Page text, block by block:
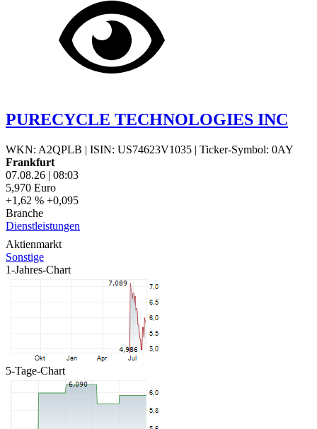
PURECYCLE TECHNOLOGIES INC
WKN: A2QPLB | ISIN: US74623V1035 | Ticker-Symbol: 0AY
Frankfurt
07.08.26 | 08:03
5,970 Euro
+1,62 % +0,095
Branche
Dienstleistungen
Aktienmarkt
Sonstige
1-Jahres-Chart
5-Tage-Chart